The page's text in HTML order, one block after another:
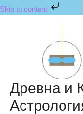
Skip to content
Древна и